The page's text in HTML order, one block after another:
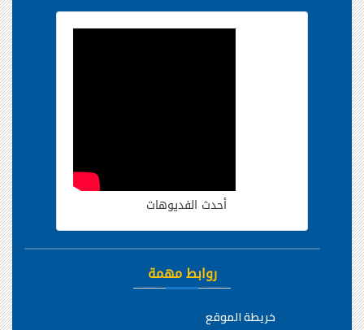
أحدث الفديوهات
روابط مهمة
خريطة الموقع